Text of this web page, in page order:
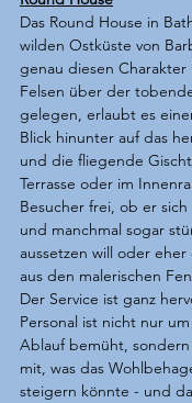
Das Round House in
wilden Ostküste von
genau diesen
Felsen über der
gelegen, erlaubt es
Blick hinunter auf das
und die fliegende
Terrasse oder im
Besucher frei, ob er
und manchmal sogar
aussetzen will oder
aus den malerischen
Der Service ist ganz
Personal ist nicht nur
Ablauf bemüht,
mit, was das
steigern könnte - und